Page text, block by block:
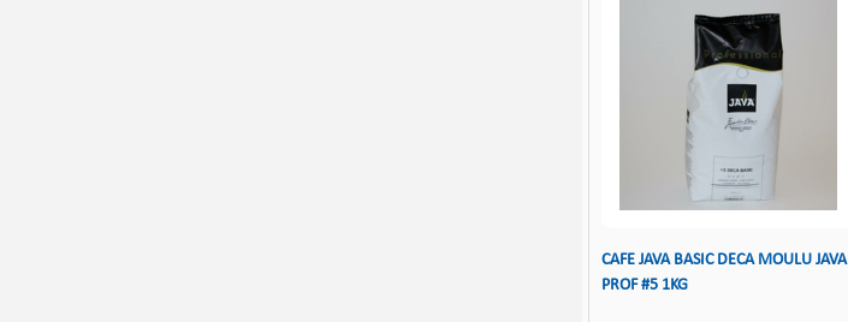
CAFE JAVA BASIC DECA MOULU JAVA
PROF #5 1KG